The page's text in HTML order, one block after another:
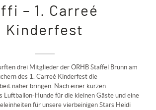
– 1. Carreé
Kinderfest
drei Mitglieder der ÖRHB Staffel Brunn am
des 1. Carreé Kinderfest die
näher bringen. Nach einer kurzen
Luftballon-Hunde für die kleinen Gäste und eine
für unsere vierbeinigen Stars Heidi